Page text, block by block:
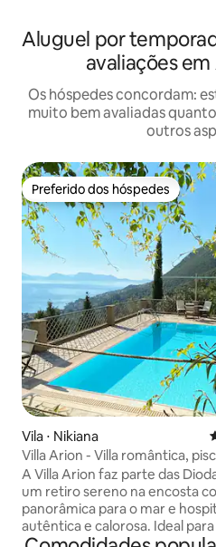
Aluguel por
avaliações
Os hóspedes concordam:
muito bem avaliadas
outros
Preferido dos hóspedes
Preferido dos hóspedes
Vila ⋅ Nikiana
Villa Arion - Villa romântica,
privativa com vista para o mar
A Villa Arion faz parte das
um retiro sereno na encosta
panorâmica para o mar e
autêntica e calorosa. Ideal para
famílias, dispõe de dois